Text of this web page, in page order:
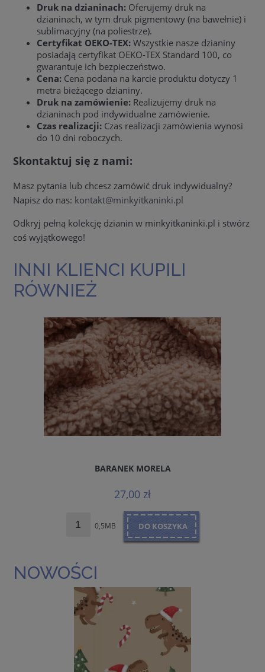
Druk na dzianinach: Oferujemy druk na
dzianinach, w tym druk pigmentowy (na bawełnie) i
sublimacyjny (na poliestrze).
Certyfikat OEKO-TEX: Wszystkie nasze dzianiny
posiadają certyfikat OEKO-TEX Standard 100, co
gwarantuje ich bezpieczeństwo.
Cena: Cena podana na karcie produktu dotyczy 1
metra bieżącego dzianiny.
Druk na zamówienie: Realizujemy druk na
dzianinach pod indywidualne zamówienie.
Czas realizacji: Czas realizacji zamówienia wynosi
do 10 dni roboczych.
Skontaktuj się z nami:
Masz pytania lub chcesz zamówić druk indywidualny?
Napisz do nas: kontakt@minkyitkaninki.pl
Odkryj pełną kolekcję dzianin w minkyitkaninki.pl i stwórz
coś wyjątkowego!
INNI KLIENCI KUPILI
RÓWNIEŻ
BARANEK MORELA
27,00 zł
0,5MB DO KOSZYKA
NOWOŚCI